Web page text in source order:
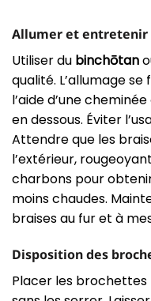
Allumer et entretenir
Utiliser du binchōtan
qualité. L’allumage
l’aide d’une
en dessous. Éviter
Attendre que les
l’extérieur,
charbons pour
moins chaudes.
braises au fur et à
Disposition des
Placer les